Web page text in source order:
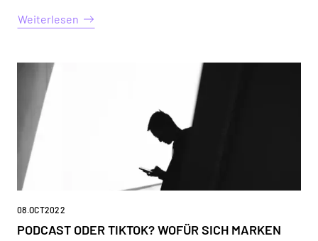
Weiterlesen
08.OCT2022
PODCAST ODER TIKTOK? WOFÜR SICH MARKEN